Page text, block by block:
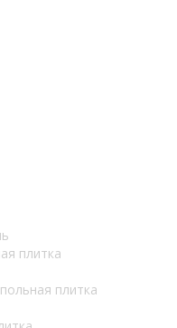
плитка
плитка